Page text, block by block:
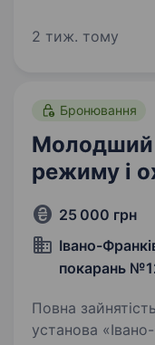
років компанія
2 тиж. тому
Бронювання
Молодший
режиму і
25 000 грн
Івано-
покарань
Повна зайнятість.
установа